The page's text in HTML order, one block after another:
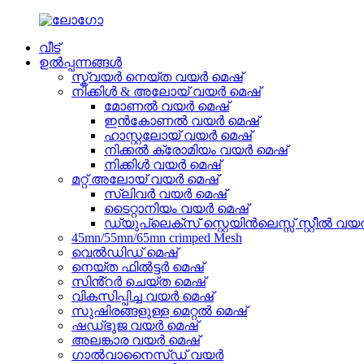
വീട്
ഉൽപ്പന്നങ്ങൾ
സ്ക്വയർ നെയ്ത വയർ മെഷ്
നിക്കിൾ & അലോയ് വയർ മെഷ്
മോണൽ വയർ മെഷ്
ഇൻകോണൽ വയർ മെഷ്
ഹാസ്റ്റലോയ് വയർ മെഷ്
നിക്കൽ ക്രോമിയം വയർ മെഷ്
നിക്കിൾ വയർ മെഷ്
മറ്റ് അലോയ് വയർ മെഷ്
സ്ലിവർ വയർ മെഷ്
ടൈറ്റാനിയം വയർ മെഷ്
ഡ്യുപ്ലെക്സ് സ്റ്റെയിൻലെസ്സ് സ്റ്റീൽ
45mn/55mn/65mn crimped Mesh
വെൽഡിഡ് മെഷ്
നെയ്ത ഫിൽട്ടർ മെഷ്
സിൻ്റർ ചെയ്ത മെഷ്
വികസിപ്പിച്ച വയർ മെഷ്
സുഷിരങ്ങളുള്ള മെറ്റൽ മെഷ്
ഷഡ്ഭുജ വയർ മെഷ്
അലങ്കാര വയർ മെഷ്
ഗാൽവാനൈസ്ഡ് വയർ